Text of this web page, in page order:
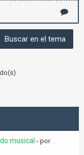
musical - por